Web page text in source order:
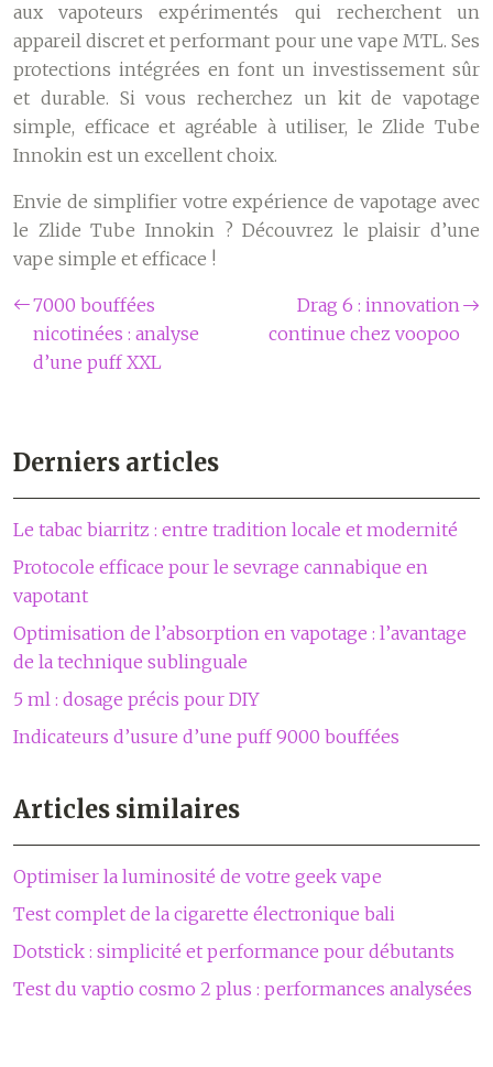
aux vapoteurs expérimentés qui recherchent un
appareil discret et performant pour une vape MTL. Ses
protections intégrées en font un investissement sûr
et durable. Si vous recherchez un kit de vapotage
simple, efficace et agréable à utiliser, le Zlide Tube
Innokin est un excellent choix.
Envie de simplifier votre expérience de vapotage avec
le Zlide Tube Innokin ? Découvrez le plaisir d’une
vape simple et efficace !
7000 bouffées
nicotinées : analyse
d’une puff XXL
Drag 6 : innovation
continue chez voopoo
Derniers articles
Le tabac biarritz : entre tradition locale et modernité
Protocole efficace pour le sevrage cannabique en
vapotant
Optimisation de l’absorption en vapotage : l’avantage
de la technique sublinguale
5 ml : dosage précis pour DIY
Indicateurs d’usure d’une puff 9000 bouffées
Articles similaires
Optimiser la luminosité de votre geek vape
Test complet de la cigarette électronique bali
Dotstick : simplicité et performance pour débutants
Test du vaptio cosmo 2 plus : performances analysées